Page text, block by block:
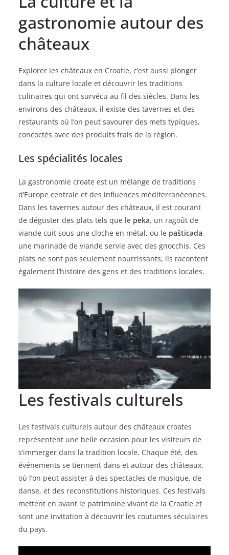
gastronomie autour des
châteaux
Explorer les châteaux en Croatie, c’est aussi plonger
dans la culture locale et découvrir les traditions
culinaires qui ont survécu au fil des siècles. Dans les
environs des châteaux, il existe des tavernes et des
restaurants où l’on peut savourer des mets typiques,
concoctés avec des produits frais de la région.
Les spécialités locales
La gastronomie croate est un mélange de traditions
d’Europe centrale et des influences méditerranéennes.
Dans les tavernes autour des châteaux, il est courant
de déguster des plats tels que le peka, un ragoût de
viande cuit sous une cloche en métal, ou le pašticada,
une marinade de viande servie avec des gnocchis. Ces
plats ne sont pas seulement nourrissants, ils racontent
également l’histoire des gens et des traditions locales.
Les festivals culturels
Les festivals culturels autour des châteaux croates
représentent une belle occasion pour les visiteurs de
s’immerger dans la tradition locale. Chaque été, des
événements se tiennent dans et autour des châteaux,
où l’on peut assister à des spectacles de musique, de
danse, et des reconstitutions historiques. Ces festivals
mettent en avant le patrimoine vivant de la Croatie et
sont une invitation à découvrir les coutumes séculaires
du pays.